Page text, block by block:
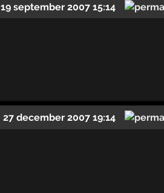
19 september 2007 15:14
27 december 2007 19:14